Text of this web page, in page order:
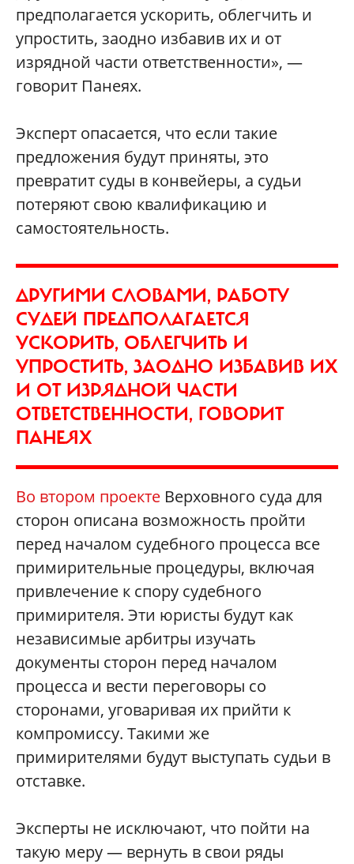
предполагается ускорить, облегчить и
упростить, заодно избавив их и от
изрядной части ответственности», —
говорит Панеях.
Эксперт опасается, что если такие
предложения будут приняты, это
превратит суды в конвейеры, а судьи
потеряют свою квалификацию и
самостоятельность.
ДРУГИМИ СЛОВАМИ, РАБОТУ
СУДЕЙ ПРЕДПОЛАГАЕТСЯ
УСКОРИТЬ, ОБЛЕГЧИТЬ И
УПРОСТИТЬ, ЗАОДНО ИЗБАВИВ ИХ
И ОТ ИЗРЯДНОЙ ЧАСТИ
ОТВЕТСТВЕННОСТИ, ГОВОРИТ
ПАНЕЯХ
Во втором проекте Верховного суда для
сторон описана возможность пройти
перед началом судебного процесса все
примирительные процедуры, включая
привлечение к спору судебного
примирителя. Эти юристы будут как
независимые арбитры изучать
документы сторон перед началом
процесса и вести переговоры со
сторонами, уговаривая их прийти к
компромиссу. Такими же
примирителями будут выступать судьи в
отставке.
Эксперты не исключают, что пойти на
такую меру — вернуть в свои ряды